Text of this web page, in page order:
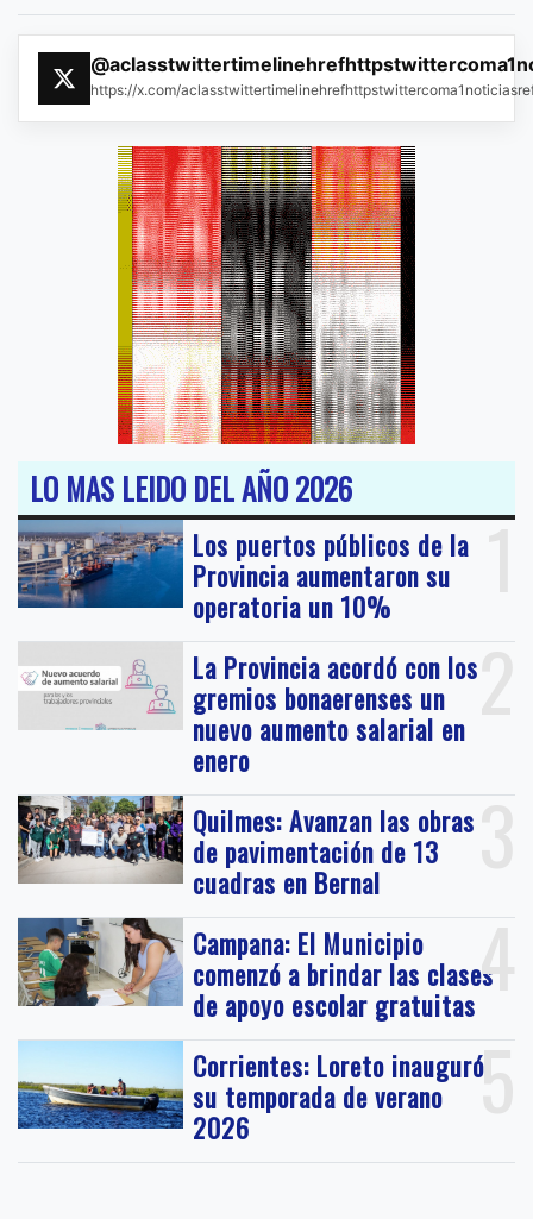
https://x.com/
LO MAS LEIDO DEL AÑO 2026
1
Los puertos públicos de la
Provincia aumentaron su
operatoria un 10%
2
La Provincia acordó con los
gremios bonaerenses un
nuevo aumento salarial en
enero
3
Quilmes: Avanzan las obras
de pavimentación de 13
cuadras en Bernal
4
Campana: El Municipio
comenzó a brindar las clases
de apoyo escolar gratuitas
5
Corrientes: Loreto inauguró
su temporada de verano
2026